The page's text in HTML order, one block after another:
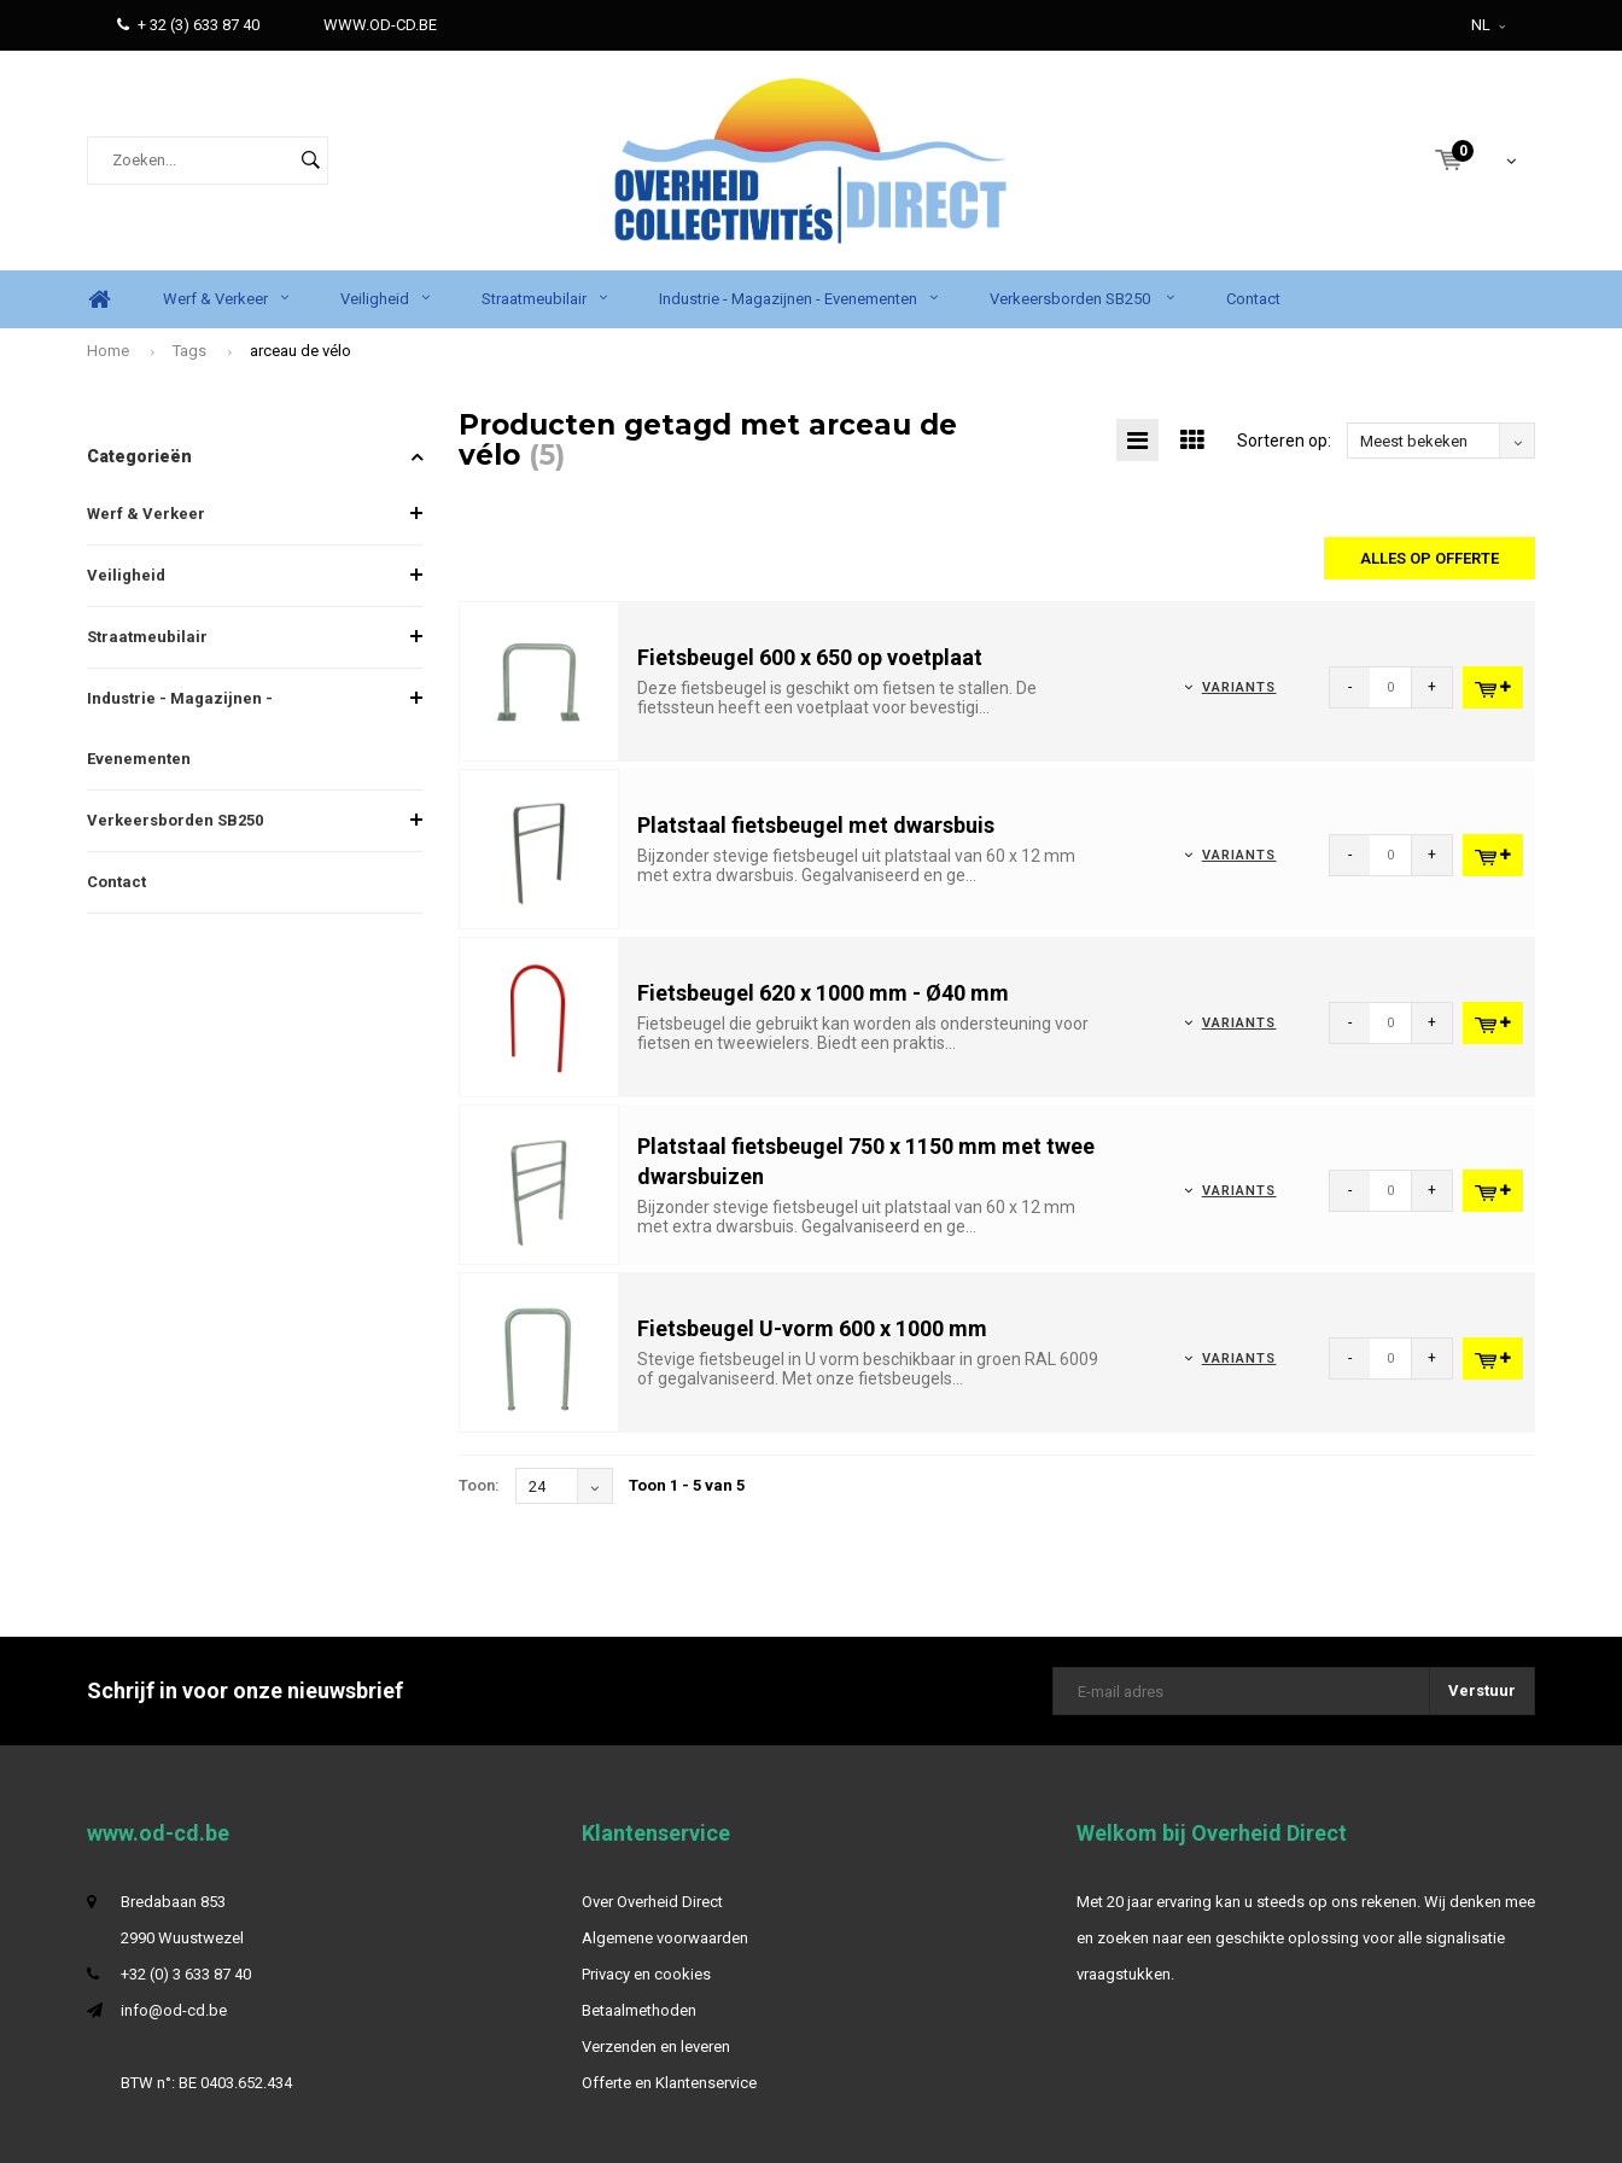
+ 32 (3) 633 87 40 WWW.OD-CD.BE NL
0
Werf & Verkeer Veiligheid Straatmeubilair Industrie - Magazijnen - Evenementen Verkeersborden SB250 Contact
Home Tags arceau de vélo
Categorieën
Werf & Verkeer
Veiligheid
Straatmeubilair
Industrie - Magazijnen -
Evenementen
Verkeersborden SB250
Contact
Producten getagd met arceau de
vélo (5) Sorteren op: Meest bekeken
ALLES OP OFFERTE
Fietsbeugel 600 x 650 op voetplaat
Deze fietsbeugel is geschikt om fietsen te stallen. De
fietssteun heeft een voetplaat voor bevestigi...
VARIANTS - +
Platstaal fietsbeugel met dwarsbuis
Bijzonder stevige fietsbeugel uit platstaal van 60 x 12 mm
met extra dwarsbuis. Gegalvaniseerd en ge...
VARIANTS - +
Fietsbeugel 620 x 1000 mm - Ø40 mm
Fietsbeugel die gebruikt kan worden als ondersteuning voor
fietsen en tweewielers. Biedt een praktis...
VARIANTS - +
Platstaal fietsbeugel 750 x 1150 mm met twee
dwarsbuizen
Bijzonder stevige fietsbeugel uit platstaal van 60 x 12 mm
met extra dwarsbuis. Gegalvaniseerd en ge...
VARIANTS - +
Fietsbeugel U-vorm 600 x 1000 mm
Stevige fietsbeugel in U vorm beschikbaar in groen RAL 6009
of gegalvaniseerd. Met onze fietsbeugels...
VARIANTS - +
Toon: 24 Toon 1 - 5 van 5
Schrijf in voor onze nieuwsbrief Verstuur
www.od-cd.be
Bredabaan 853
2990 Wuustwezel
+32 (0) 3 633 87 40
info@od-cd.be
BTW n°: BE 0403.652.434
Klantenservice
Over Overheid Direct
Algemene voorwaarden
Privacy en cookies
Betaalmethoden
Verzenden en leveren
Offerte en Klantenservice
Welkom bij Overheid Direct
Met 20 jaar ervaring kan u steeds op ons rekenen. Wij denken mee
en zoeken naar een geschikte oplossing voor alle signalisatie
vraagstukken.